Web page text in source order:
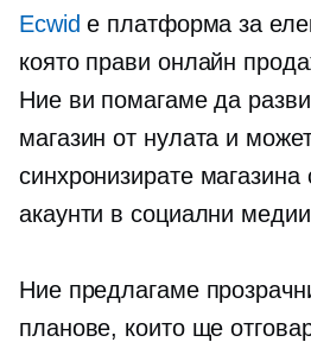
Ecwid е платформа за
която прави онлайн
Ние ви помагаме да
магазин от нулата и
синхронизирате магазина
акаунти в социални
Ние предлагаме
планове, които ще